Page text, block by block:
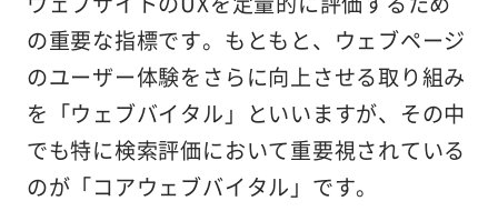
の重要な指標です。もともと、ウェブページ
のユーザー体験をさらに向上させる取り組み
を「ウェブバイタル」といいますが、その中
でも特に検索評価において重要視されている
のが「コアウェブバイタル」です。